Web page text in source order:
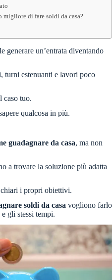
di fare soldi da casa?
generare un’entrata diventando
turni estenuanti e lavori poco
caso tuo.
qualcosa in più.
guadagnare da casa, ma non
a trovare la soluzione più adatta
chiari i propri obiettivi.
soldi da casa vogliono farlo
gli stessi tempi.